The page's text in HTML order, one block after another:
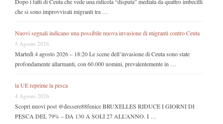
che si sono improvvisati migranti tra …
Nuovi segnali indicano una possibile nuova invasione di migranti contro Ceuta
5 Agosto 2026
Martedì 4 agosto 2026 – 18:20 Le scene dell’invasione di Ceuta sono state
profondamente allarmanti, con 60.000 uomini, prevalentemente in …
la UE reprime la pesca
4 Agosto 2026
Scopri nuovi post @dessere88fenice BRUXELLES RIDUCE I GIORNI DI
PESCA DEL 79% – DA 130 A SOLI 27 ALL’ANNO. I …